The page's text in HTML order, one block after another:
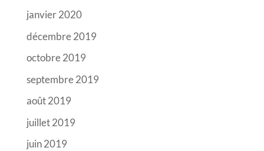
janvier 2020
décembre 2019
octobre 2019
septembre 2019
août 2019
juillet 2019
juin 2019